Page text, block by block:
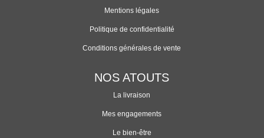
Mentions légales
Politique de confidentialité
Conditions générales de vente
NOS ATOUTS
La livraison
Mes engagements
Le bien-être